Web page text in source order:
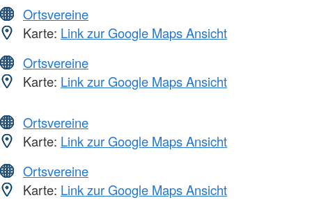
Ortsvereine
Karte: Link zur Google Maps Ansicht
Ortsvereine
Karte: Link zur Google Maps Ansicht
Ortsvereine
Karte: Link zur Google Maps Ansicht
Ortsvereine
Karte: Link zur Google Maps Ansicht